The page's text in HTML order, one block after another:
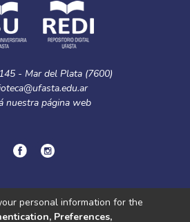
- Mar del Plata (7600)
nuestra página web
2024.Política de privacidad.
personal information for the
Preferences,